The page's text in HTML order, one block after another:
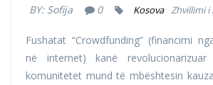
BY: Sofija 0 Kosova Zhvillimi
Fushatat “Crowdfunding” (financimi
në internet) kanë
komunitetet mund të mbështesin